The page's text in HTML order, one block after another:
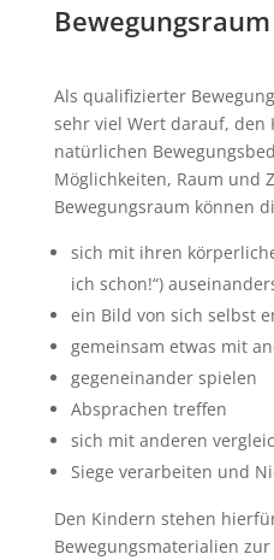
Bewegungsraum
Als qualifizierter
sehr viel Wert darauf,
natürlichen
Möglichkeiten, Raum und
Bewegungsraum können
sich mit ihren
ich schon!“)
ein Bild von sich selbst
gemeinsam etwas mit
gegeneinander spielen
Absprachen treffen
sich mit anderen
Siege verarbeiten und
Den Kindern stehen
Bewegungsmaterialien